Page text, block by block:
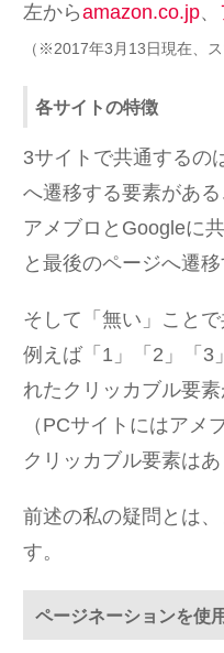
左からamazon.co.jp、
（※2017年3月13日現在、
各サイトの特徴
3サイトで共通するの
へ遷移する要素がある
アメブロとGoogleに
と最後のページへ遷
そして「無い」こと
例えば「1」「2」「3
れたクリッカブル要素
（PCサイトにはアメ
クリッカブル要素はあ
前述の私の疑問とは
す。
ページネーションを使